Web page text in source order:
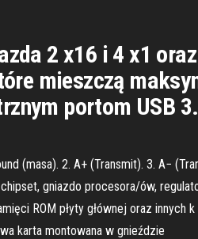
2 x16 i 4 x1
mieszczą
portom USB
(masa). 2. A+ (Transmit). 3. A−
gniazdo procesora/ów,
ROM płyty głównej oraz innych
karta montowana w gnieździe